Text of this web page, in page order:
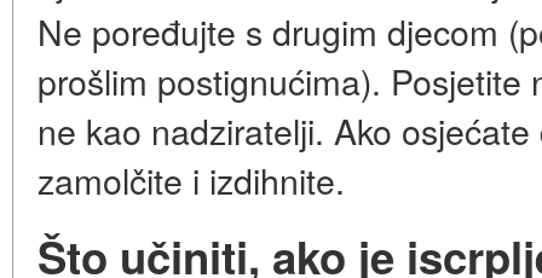
Ne poređujte s drugim djecom
prošlim postignućima). Posjetite
ne kao nadziratelji. Ako
zamolčite i izdihnite.
Što učiniti, ako je